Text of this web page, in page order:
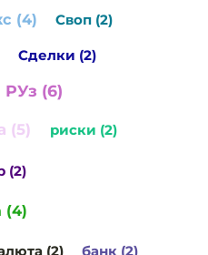
(4) Своп (2)
Сделки (2)
(6)
(5) риски (2)
(2)
(4)
(2) банк (2)